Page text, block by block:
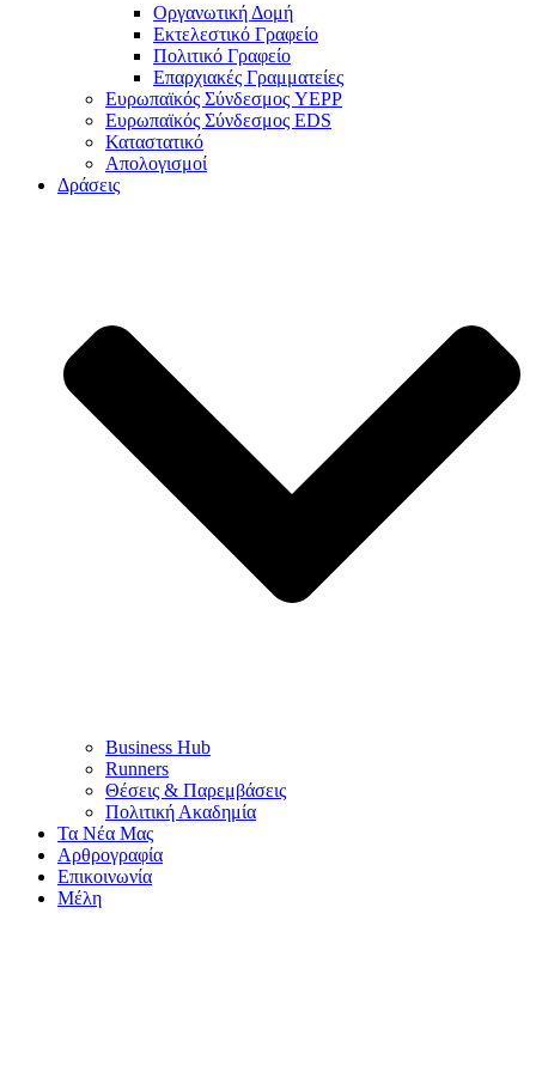
Οργανωτική Δομή
Εκτελεστικό Γραφείο
Πολιτικό Γραφείο
Επαρχιακές Γραμματείες
Ευρωπαϊκός Σύνδεσμος YEPP
Ευρωπαϊκός Σύνδεσμος EDS
Καταστατικό
Απολογισμοί
Δράσεις
Business Hub
Runners
Θέσεις & Παρεμβάσεις
Πολιτική Ακαδημία
Τα Νέα Μας
Αρθρογραφία
Επικοινωνία
Μέλη